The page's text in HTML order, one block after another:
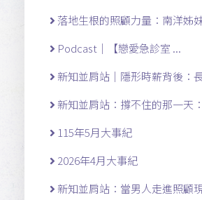
落地生根的照顧力量：南洋姊
Podcast｜【戀愛急診室 ...
新知並肩站｜隱形時薪背後：
新知並肩站：撐不住的那一天
115年5月大事紀
2026年4月大事紀
新知並肩站：當男人走進照顧